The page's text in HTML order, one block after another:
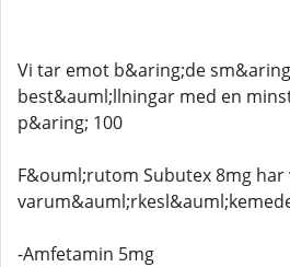
Vi tar emot b&aring;de
best&auml;llningar med en
p&aring; 100
F&ouml;rutom Subutex 8mg har
-Amfetamin 5mg